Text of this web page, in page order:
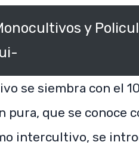
y
se siembra con el
pura, que se conoce
intercultivo, se